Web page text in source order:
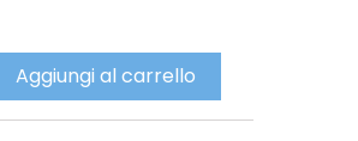
Aggiungi al carrello